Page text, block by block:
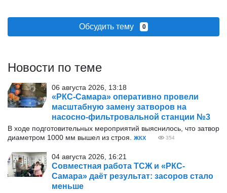
Обсудить тему 0
Новости по теме
06 августа 2026, 13:18
«РКС-Самара» оперативно провели
масштабную замену затворов на
насосно-фильтровальной станции №3
В ходе подготовительных мероприятий выяснилось, что затвор
диаметром 1000 мм вышел из строя.
ЖКХ 354
04 августа 2026, 16:21
Совместная работа ТСЖ и «РКС-
Самара» даёт результат: засоров стало
меньше